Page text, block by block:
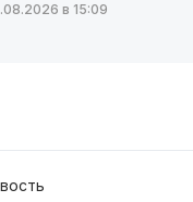
в 15:09